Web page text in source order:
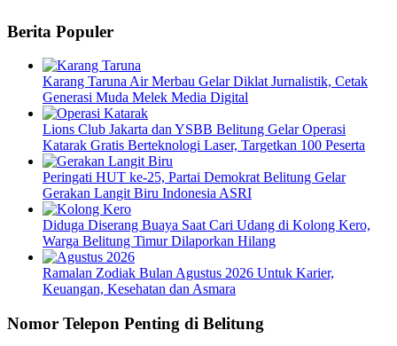
Berita Populer
Karang Taruna Air Merbau Gelar Diklat Jurnalistik, Cetak
Generasi Muda Melek Media Digital
Lions Club Jakarta dan YSBB Belitung Gelar Operasi
Katarak Gratis Berteknologi Laser, Targetkan 100 Peserta
Peringati HUT ke-25, Partai Demokrat Belitung Gelar
Gerakan Langit Biru Indonesia ASRI
Diduga Diserang Buaya Saat Cari Udang di Kolong Kero,
Warga Belitung Timur Dilaporkan Hilang
Ramalan Zodiak Bulan Agustus 2026 Untuk Karier,
Keuangan, Kesehatan dan Asmara
Nomor Telepon Penting di Belitung